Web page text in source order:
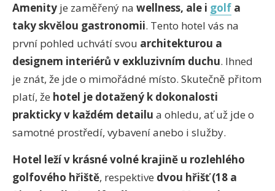
Amenity je zaměřený na wellness, ale i golf a
taky skvělou gastronomii. Tento hotel vás na
první pohled uchvátí svou architekturou a
designem interiérů v exkluzivním duchu. Ihned
je znát, že jde o mimořádné místo. Skutečně přitom
platí, že hotel je dotažený k dokonalosti
prakticky v každém detailu a ohledu, ať už jde o
samotné prostředí, vybavení anebo i služby.
Hotel leží v krásné volné krajině u rozlehlého
golfového hřiště, respektive dvou hřišť (18 a